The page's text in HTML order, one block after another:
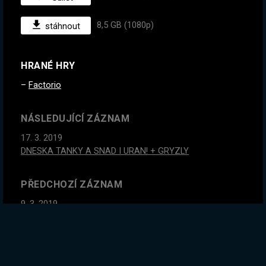
stáhnout 8,5 GB (1080p)
HRANÉ HRY
Factorio
NÁSLEDUJÍCÍ ZÁZNAM
17. 3. 2019
DNESKA TANKY A SNAD I URAN! + GRYZLY
PŘEDCHOZÍ ZÁZNAM
9. 3. 2019